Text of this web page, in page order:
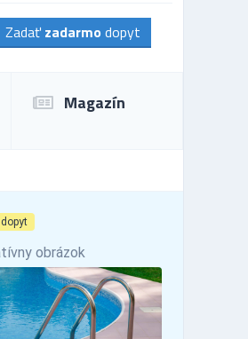
Zadať zadarmo dopyt
Magazín
obrázok